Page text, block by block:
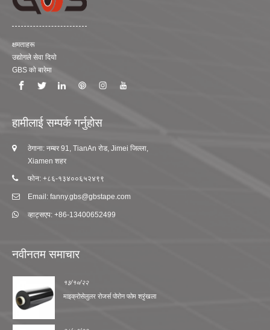
क्षमताहरू
उद्योगले सेवा दियो
GBS को बारेमा
हामीलाई सम्पर्क गर्नुहोस
ठेगाना: नम्बर 91, TianAn रोड, Jimei जिल्ला,
Xiamen शहर
फोन: +८६-१३४००६५२४९९
Email: fanny.gbs@gbstape.com
व्हाट्सएप: +86-13400652499
नवीनतम समाचार
१३/१०/२२
माइक्रोसेलुलर रोजर्स पोरोन फोम श्रृंखला